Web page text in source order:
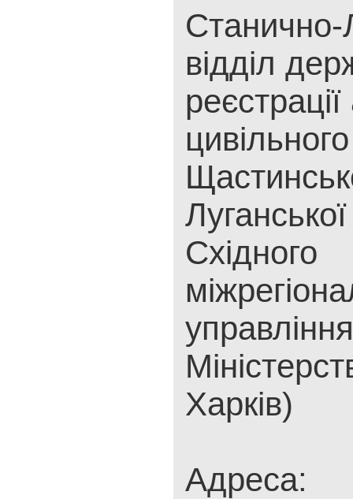
Станично-
відділ
реєстрації
Східного
управління
Харків)
Адреса: